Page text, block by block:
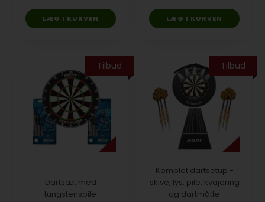
Tilbud
Dartsæt med
tungstenspile
Tilbud
Komplet dartsetup -
skive, lys, pile, kvajering
og dartmåtte